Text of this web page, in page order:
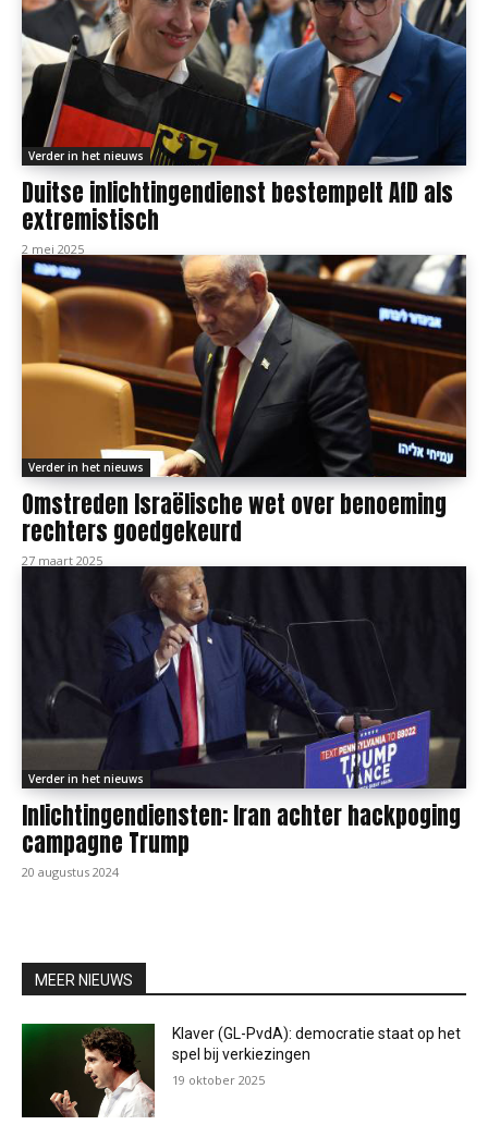
Verder in het nieuws
Duitse inlichtingendienst bestempelt AfD als
extremistisch
2 mei 2025
Verder in het nieuws
Omstreden Israëlische wet over benoeming
rechters goedgekeurd
27 maart 2025
Verder in het nieuws
Inlichtingendiensten: Iran achter hackpoging
campagne Trump
20 augustus 2024
MEER NIEUWS
Klaver (GL-PvdA): democratie staat op het
spel bij verkiezingen
19 oktober 2025